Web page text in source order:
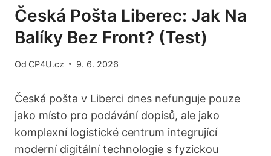
Česká Pošta Liberec: Jak Na
Balíky Bez Front? (Test)
Od CP4U.cz 9. 6. 2026
Česká pošta v Liberci dnes nefunguje pouze
jako místo pro podávání dopisů, ale jako
komplexní logistické centrum integrující
moderní digitální technologie s fyzickou